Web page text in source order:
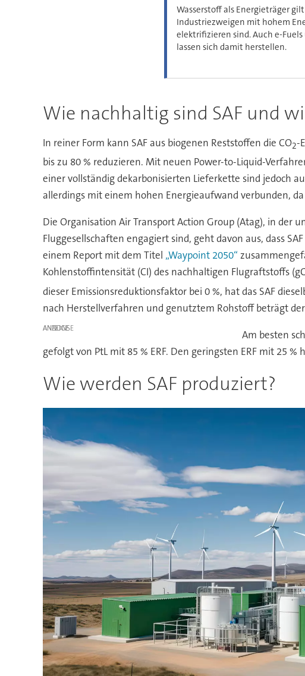
Wasserstoff als Energieträger
Industriezweigen mit hohem
elektrifizieren sind. Auch e-
lassen sich damit herstellen.
Wie nachhaltig sind SAF und
In reiner Form kann SAF aus biogenen Reststoffen die CO2-
bis zu 80 % reduzieren. Mit neuen Power-to-Liquid-
einer vollständig dekarbonisierten Lieferkette sind jedoch
allerdings mit einem hohen Energieaufwand verbunden,
Die Organisation Air Transport Action Group (Atag), in der
Fluggesellschaften engagiert sind, geht davon aus, dass
einem Report mit dem Titel „Waypoint 2050“
Kohlenstoffintensität (CI) des nachhaltigen Flugraftstoffs
dieser Emissionsreduktionsfaktor bei 0 %, hat das SAF
nach Herstellverfahren und genutztem Rohstoff beträgt
ANZEIGE
Am besten
gefolgt von PtL mit 85 % ERF. Den geringsten ERF mit 25
Wie werden SAF produziert?